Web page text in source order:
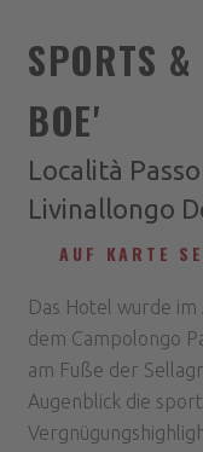
SPORTS
BOE'
Località
Livinallongo
AUF KARTE
Das Hotel wurde
dem Campolongo
am Fuße der
Augenblick die